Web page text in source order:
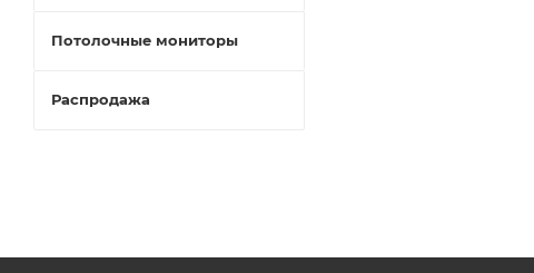
Потолочные мониторы
Распродажа